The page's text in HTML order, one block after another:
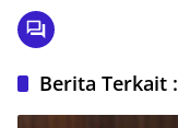
Berita Terkait :